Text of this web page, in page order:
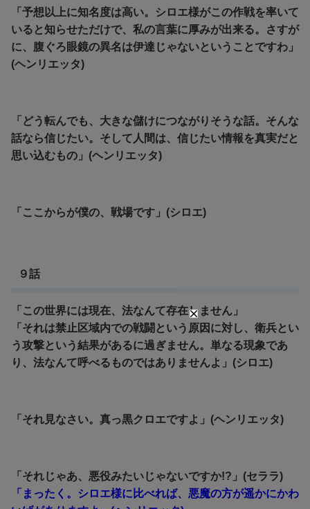
「予想以上に知名度は高い。シロエ様がこの作戦を率いて
いると知らせただけで、私の言葉に厚みが出来る。さすが
に、腹ぐろ眼鏡の異名は伊達じゃないということですわ」
(ヘンリエッタ)
「どう転んでも、大きな儲けにつながりそうな話。そんな
話なら信じたい。そして人間は、信じたい情報を真実だと
思い込むもの」(ヘンリエッタ)
「ここからが僕の、戦場です」(シロエ)
９話
「この世界には現在、法なんて存在しません」
「それは禁止区域内での戦闘という原因に対し、衛兵とい
う攻撃という結果があるに過ぎません。単なる現象であ
り、法なんて呼べるものではありませんよ」(シロエ)
「それ見なさい。真っ黒クロエですよ」(ヘンリエッタ)
「それじゃあ、悪役みたいじゃないですか!?」(セララ)
「まったく。シロエ様に比べれば、悪魔の方が遥かにかわ